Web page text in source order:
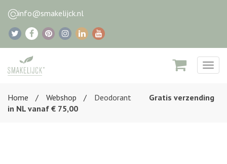
info@smakelijck.nl
Home
Webshop Deodorant
Gratis verzending
in NL vanaf € 75,00